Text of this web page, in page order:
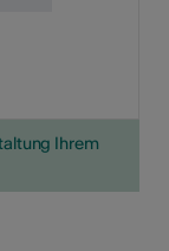
Ihrem